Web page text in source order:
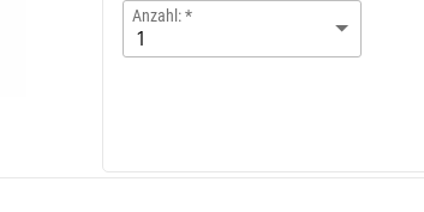
Anzahl: